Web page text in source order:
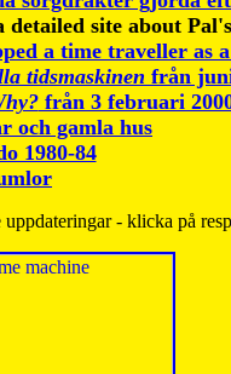
detailed site about Pal's
a time traveller as
tidsmaskinen från
från 3 februari
och gamla hus
1980-84
- klicka på